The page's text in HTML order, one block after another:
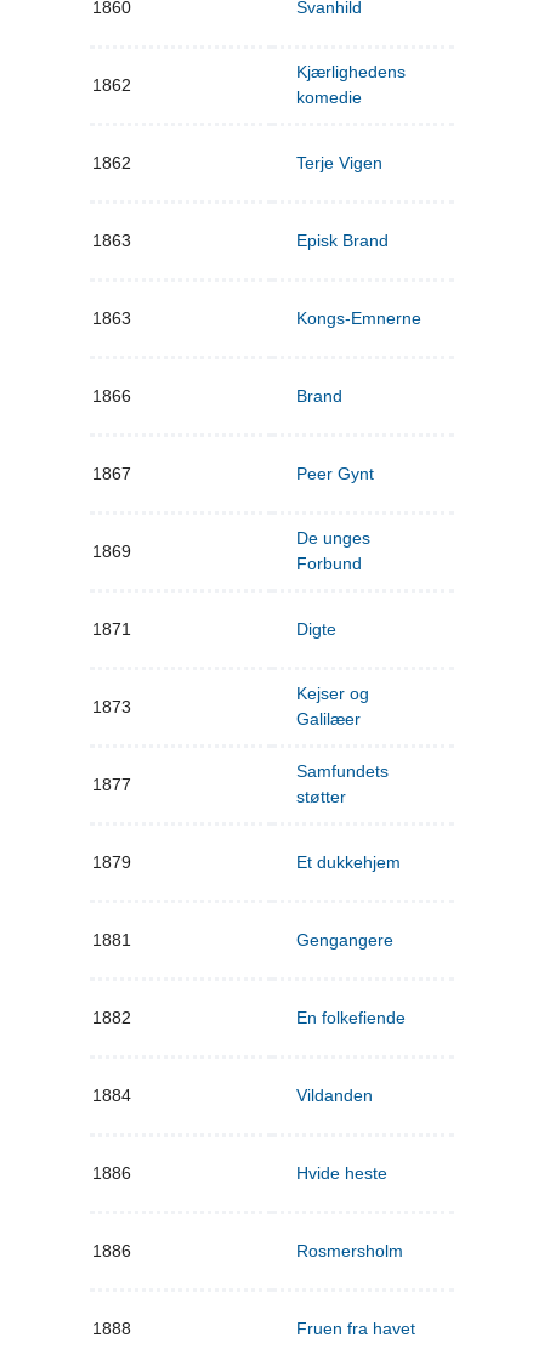
1860 Svanhild
1862
Kjærlighedens
komedie
1862 Terje Vigen
1863 Episk Brand
1863 Kongs-Emnerne
1866 Brand
1867 Peer Gynt
1869
De unges
Forbund
1871 Digte
1873
Kejser og
Galilæer
1877
Samfundets
støtter
1879 Et dukkehjem
1881 Gengangere
1882 En folkefiende
1884 Vildanden
1886 Hvide heste
1886 Rosmersholm
1888 Fruen fra havet